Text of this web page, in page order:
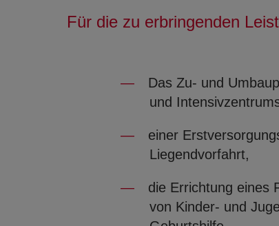
Für die zu erbringenden
Das Zu- und
und
einer
Liegendvorfahrt,
die Errichtung eines
von Kinder- und